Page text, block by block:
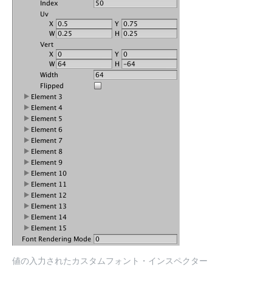
値の入力されたカスタムフォント・インスペクター